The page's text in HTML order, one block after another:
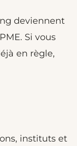
deviennent
Si vous
en règle,
instituts et